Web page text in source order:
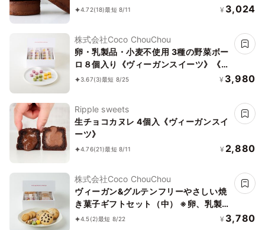
4.72(18)最短 8/11 ¥ 3,024
株式会社Coco ChouChou
卵・乳製品・小麦不使用 3種の野菜ボー
ロ８個入り《ヴィーガンスイーツ》《グ
ルテンフリー》
3.67(3)最短 8/25 ¥ 3,980
Ripple sweets
生チョコカヌレ 4個入《ヴィーガンスイ
ーツ》
4.76(21)最短 8/11 ¥ 2,880
株式会社Coco ChouChou
ヴィーガン&グルテンフリーやさしい焼
き菓子ギフトセット（中） ※卵、乳製
品、小麦粉、白砂糖不使用 《ヴィーガ
4.5(2)最短 8/22 ¥ 3,780